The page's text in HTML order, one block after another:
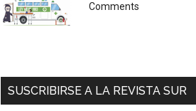
Comments
SUSCRIBIRSE A LA REVISTA SUR